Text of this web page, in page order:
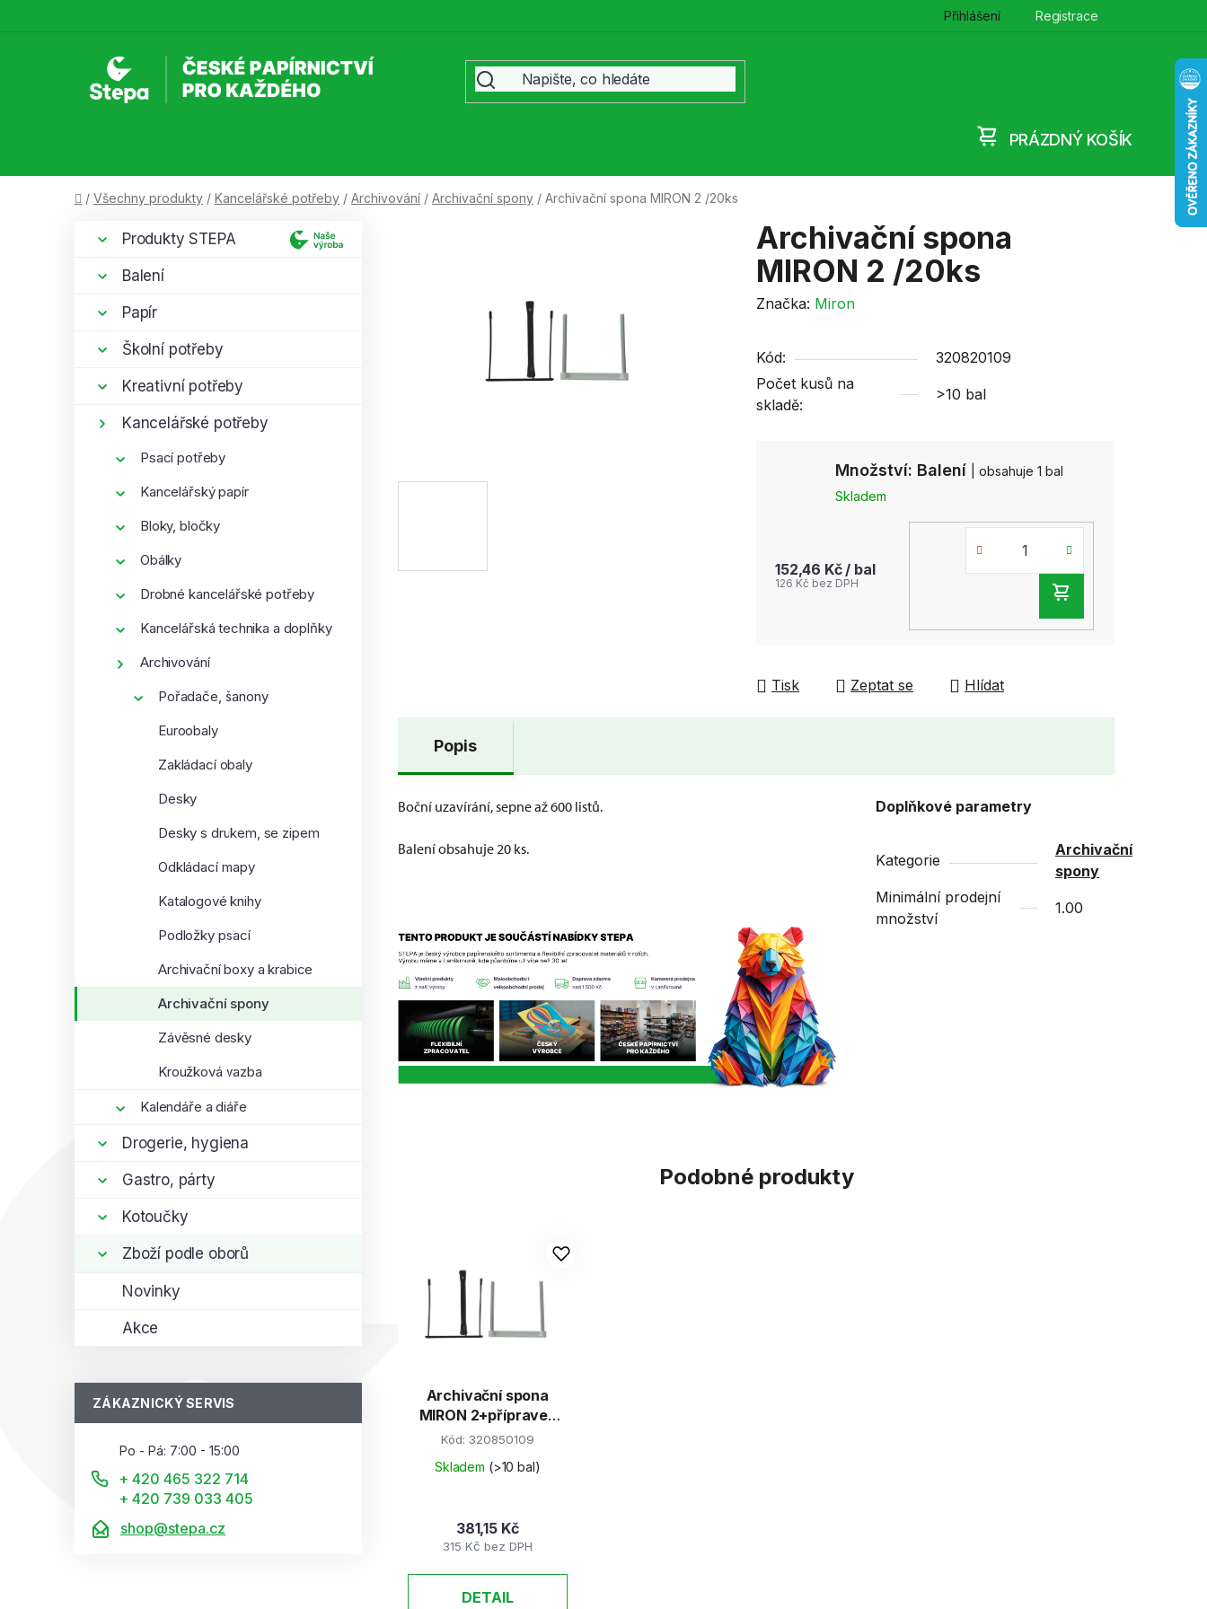
Přihlášení Registrace
PRÁZDNÝ KOŠÍK
Domů
/ Všechny produkty / Kancelářské potřeby / Archivování / Archivační spony / Archivační spona MIRON 2 /20ks
Přeskočit
kategorie
Produkty STEPA
Balení
Papír
Školní potřeby
Kreativní potřeby
Kancelářské potřeby
Psací potřeby
Kancelářský papír
Bloky, bločky
Obálky
Drobné kancelářské potřeby
Kancelářská technika a doplňky
Archivování
Pořadače, šanony
Euroobaly
Zakládací obaly
Desky
Desky s drukem, se zipem
Odkládací mapy
Katalogové knihy
Podložky psací
Archivační boxy a krabice
Archivační spony
Závěsné desky
Kroužková vazba
Kalendáře a diáře
Drogerie, hygiena
Gastro, párty
Kotoučky
Zboží podle oborů
Novinky
Akce
ZÁKAZNICKÝ SERVIS
Po - Pá: 7:00 - 15:00
+ 420 465 322 714
+ 420 739 033 405
shop@stepa.cz
Archivační spona
MIRON 2 /20ks
Značka: Miron
Množství: Balení
| obsahuje 1 bal
Skladem
152,46 Kč / bal
126 Kč bez DPH
KOŠÍKU
Kód:
320820109
Počet kusů na
skladě:
>10 bal
Tisk Zeptat se Hlídat
Popis
Boční uzavírání, sepne až 600 listů.
Balení obsahuje 20 ks.
Doplňkové parametry
Kategorie
Archivační
spony
Minimální prodejní
množství
1.00
Podobné produkty
Archivační spona
MIRON 2+přípravek
zdarma / 50ks
Kód: 320850109
Skladem (>10 bal)
315 Kč bez DPH
381,15 Kč
DETAIL